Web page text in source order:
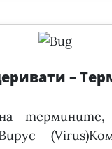
–
термините,